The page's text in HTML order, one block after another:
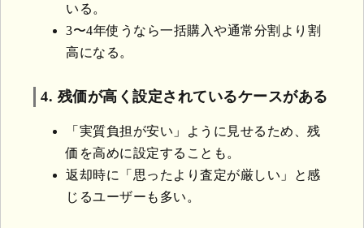
いる。
3〜4年使うなら一括購入や通常分割より割
高になる。
4. 残価が高く設定されているケースがある
「実質負担が安い」ように見せるため、残
価を高めに設定することも。
返却時に「思ったより査定が厳しい」と感
じるユーザーも多い。